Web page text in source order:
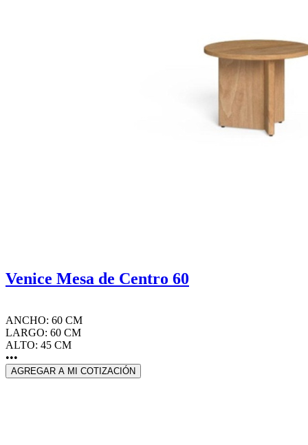
Venice Mesa de Centro 60
ANCHO: 60 CM
LARGO: 60 CM
ALTO: 45 CM
•••
AGREGAR A MI COTIZACIÓN